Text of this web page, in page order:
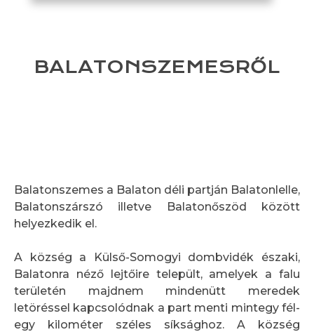
BALATONSZEMESRŐL
Balatonszemes a Balaton déli partján Balatonlelle,
Balatonszárszó illetve Balatonőszöd között
helyezkedik el.
A község a Külső-Somogyi dombvidék északi,
Balatonra néző lejtőire települt, amelyek a falu
területén majdnem mindenütt meredek
letöréssel kapcsolódnak a part menti mintegy fél-
egy kilométer széles síksághoz. A község